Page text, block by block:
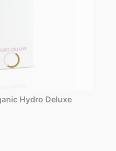
Hydro Deluxe